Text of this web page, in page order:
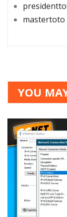
mastertoto
YOU